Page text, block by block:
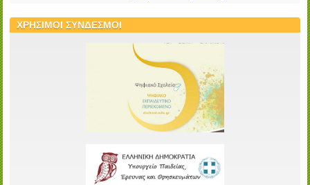
ΧΡΗΣΙΜΟΙ ΣΥΝΔΕΣΜΟΙ